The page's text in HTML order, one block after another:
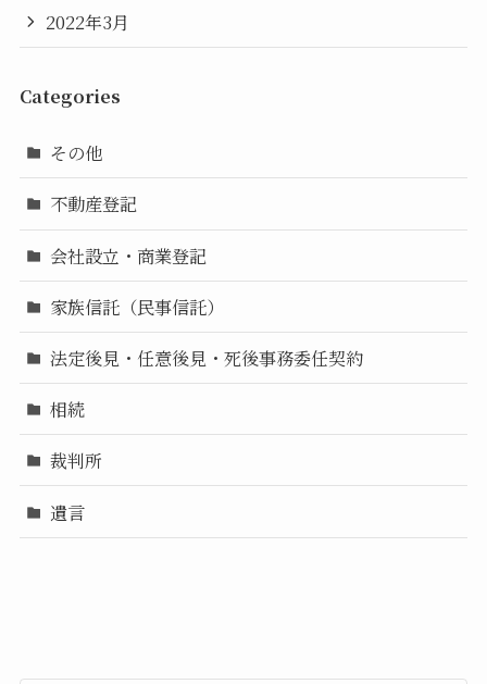
2022年3月
Categories
その他
不動産登記
会社設立・商業登記
家族信託（民事信託）
法定後見・任意後見・死後事務委任契約
相続
裁判所
遺言